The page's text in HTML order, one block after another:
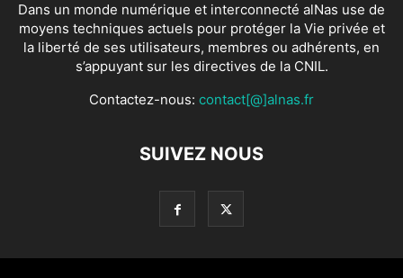
Dans un monde numérique et interconnecté alNas use de
moyens techniques actuels pour protéger la Vie privée et
la liberté de ses utilisateurs, membres ou adhérents, en
s’appuyant sur les directives de la CNIL.
Contactez-nous: contact[@]alnas.fr
SUIVEZ NOUS